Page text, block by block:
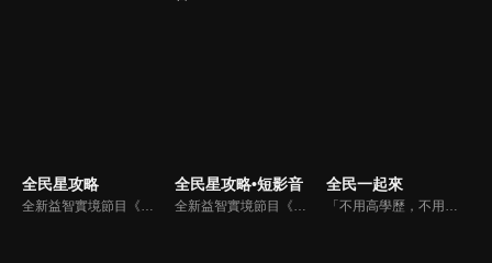
全民星攻略
全新益智實境節目《全民星攻略》，由館長曾國城擔任把關者，考驗著每個來挑戰九宮格益智遊戲藝人明星。想要攻略九宮格關卡，透過創意聯想、邏輯推理、理想分析，才有機會獲取智慧星幣，帶走夢幻大獎。
全民星攻略•短影音
全新益智實境節目《全民星攻略》，由館長曾國城擔任把關者，考驗著每個來挑戰九宮格益智遊戲藝人明星。想要攻略九宮格關卡，透過創意聯想、邏輯推理、理想分析，才有機會獲取智慧星幣，帶走夢幻大獎。
全民一起來
「不用高學歷，不用會答題，全民一起來，獎金拿不完！」《全民一起來》是一檔結合手機遊戲的大型現場直播益智節目，「記憶、觀察、反應、平衡、敏捷...」，多道關卡考驗挑戰者的多元智能及體能，見證藝人明星各項不可思議的挑戰。